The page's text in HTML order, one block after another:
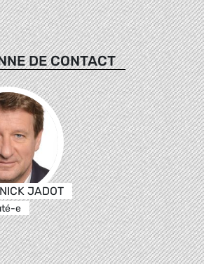
DE CONTACT
JADOT
e